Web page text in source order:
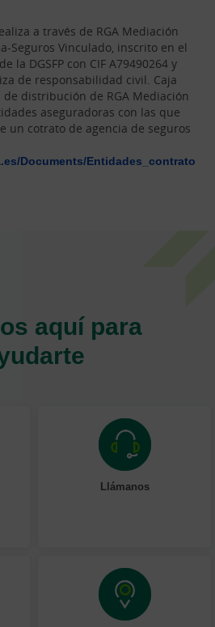
a través de RGA Mediación
Seguros Vinculado, inscrito en el
la DGSFP con CIF A79490264 y
de responsabilidad civil. Caja
distribución de RGA Mediación
aseguradoras con las que
un cotrato de agencia de seguros
Documents/Entidades_contrato
aquí para
Llámanos